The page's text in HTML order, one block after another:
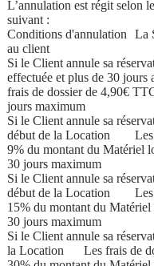
L’annulation est régit selon
suivant :
Conditions d'annulation
La
au client
Si le Client annule sa
effectuée et plus de 30 jours
frais de dossier de 4,90€
jours maximum
Si le Client annule sa
début de la Location
9% du montant du Matériel
30 jours maximum
Si le Client annule sa
début de la Location
15% du montant du Matériel
30 jours maximum
Si le Client annule sa
la Location
Les frais de